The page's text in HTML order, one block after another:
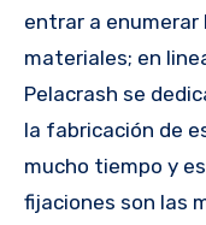
entrar a
materiales; en
Pelacrash se
la fabricación de
mucho tiempo y
fijaciones son las